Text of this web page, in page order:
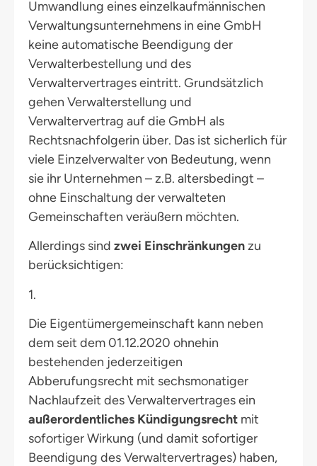
Umwandlung eines einzelkaufmännischen
Verwaltungsunternehmens in eine GmbH
keine automatische Beendigung der
Verwalterbestellung und des
Verwaltervertrages eintritt. Grundsätzlich
gehen Verwalterstellung und
Verwaltervertrag auf die GmbH als
Rechtsnachfolgerin über. Das ist sicherlich für
viele Einzelverwalter von Bedeutung, wenn
sie ihr Unternehmen – z.B. altersbedingt –
ohne Einschaltung der verwalteten
Gemeinschaften veräußern möchten.
Allerdings sind zwei Einschränkungenzu
berücksichtigen:
1.
Die Eigentümergemeinschaft kann neben
dem seit dem 01.12.2020 ohnehin
bestehenden jederzeitigen
Abberufungsrecht mit sechsmonatiger
Nachlaufzeit des Verwaltervertrages ein
außerordentliches Kündigungsrecht mit
sofortiger Wirkung (und damit sofortiger
Beendigung des Verwaltervertrages) haben,